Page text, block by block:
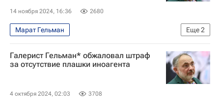
14 ноября 2024, 16:36 2680
Еще2
Марат Гельман
Министерство внутренних дел РФ (МВД России)
Федеральная служба по финансовому мониторингу (Росфинмониторинг)
Галерист Гельман* обжаловал штраф
за отсутствие плашки иноагента
4 октября 2024, 02:03 3708